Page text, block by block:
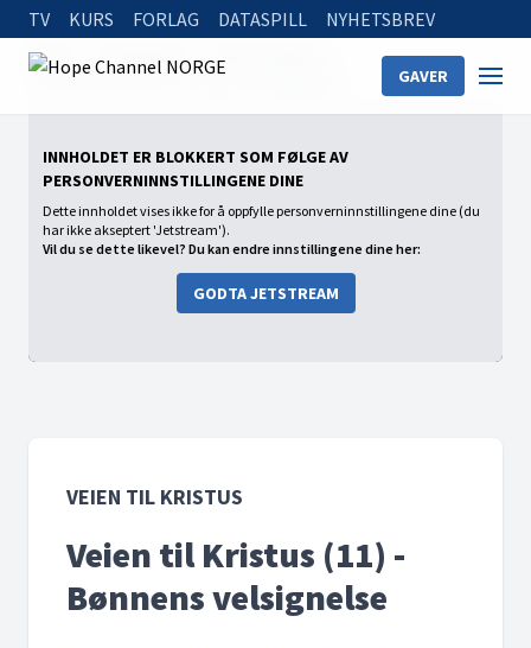
TV KURS FORLAG DATASPILL NYHETSBREV
GAVER
Home
Veien til Kristus (11) - Bønnens velsignelse
INNHOLDET ER BLOKKERT SOM FØLGE AV
PERSONVERNINNSTILLINGENE DINE
Dette innholdet vises ikke for å oppfylle personverninnstillingene dine (du
har ikke akseptert 'Jetstream').
Vil du se dette likevel? Du kan endre innstillingene dine her:
GODTA JETSTREAM
VEIEN TIL KRISTUS
Veien til Kristus (11) -
Bønnens velsignelse